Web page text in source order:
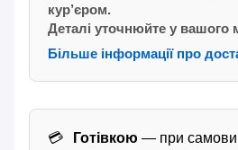
кур’єром.
Деталі уточнюйте у вашого
Більше інформації про
Готівкою — при